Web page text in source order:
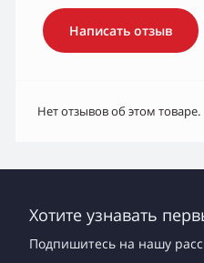
Написать отзыв
Нет отзывов об этом товаре.
Хотите узнавать
Подпишитесь на нашу